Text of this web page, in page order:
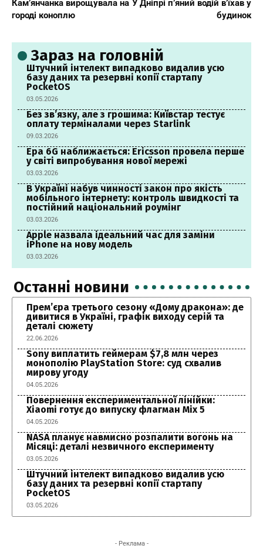
Кам’янчанка вирощувала на
городі коноплю
У Дніпрі п’яний водій в’їхав у
будинок
Зараз на головній
Штучний інтелект випадково видалив усю
базу даних та резервні копії стартапу
PocketOS
03.05.2026
Без зв’язку, але з грошима: Київстар тестує
оплату терміналами через Starlink
09.03.2026
Ера 6G наближається: Ericsson провела перше
у світі випробування нової мережі
03.03.2026
В Україні набув чинності закон про якість
мобільного інтернету: контроль швидкості та
постійний національний роумінг
03.03.2026
Apple назвала ідеальний час для заміни
iPhone на нову модель
03.03.2026
Останні новини
Прем’єра третього сезону «Дому дракона»: де
дивитися в Україні, графік виходу серій та
деталі сюжету
22.06.2026
Sony виплатить геймерам $7,8 млн через
монополію PlayStation Store: суд схвалив
мирову угоду
04.05.2026
Повернення експериментальної лінійки:
Xiaomi готує до випуску флагман Mix 5
04.05.2026
NASA планує навмисно розпалити вогонь на
Місяці: деталі незвичного експерименту
03.05.2026
Штучний інтелект випадково видалив усю
базу даних та резервні копії стартапу
PocketOS
03.05.2026
- Реклама -